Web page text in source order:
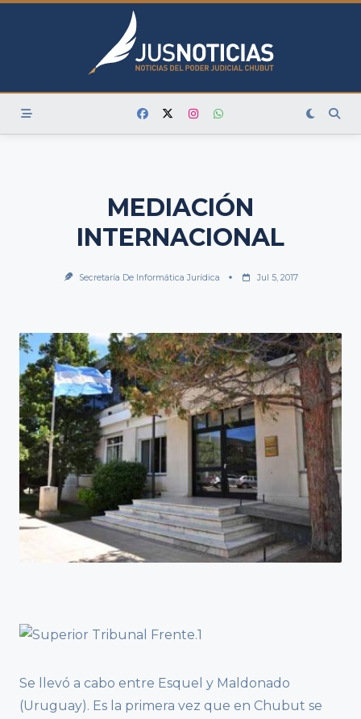
Skip
MEDIACIÓN
INTERNACIONAL
Secretaría De Informática Jurídica Jul 5, 2017
Se llevó a cabo entre Esquel y Maldonado
(Uruguay). Es la primera vez que en Chubut se